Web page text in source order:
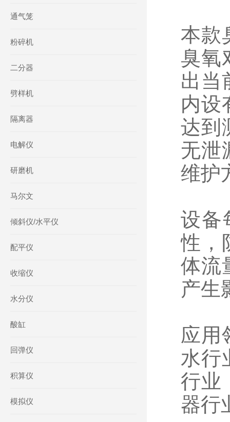
通气笼
粉碎机
二分器
劈样机
隔离器
电解仪
研磨机
马尔文
倾斜仪/水平仪
配平仪
收缩仪
水分仪
酸缸
回弹仪
积算仪
模拟仪
本款
臭氧
出当
内设
达到
无泄
维护
设备
性，
体流
产生
应用
水行
行业
器行